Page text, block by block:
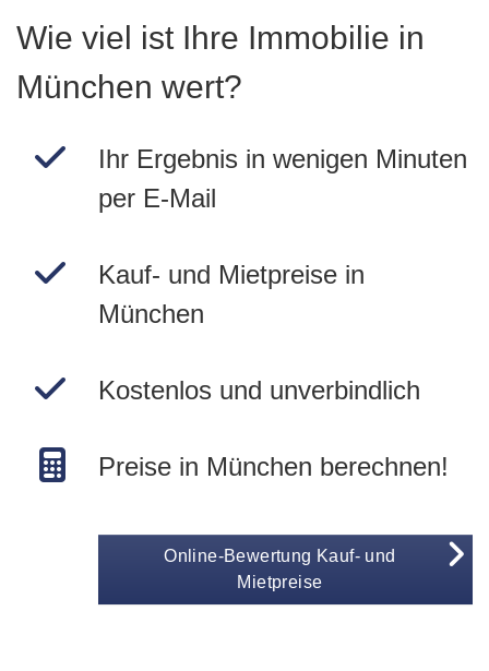
Wie viel ist Ihre Immobilie in
München wert?
Ihr Ergebnis in wenigen Minuten
per E-Mail
Kauf- und Mietpreise in
München
Kostenlos und unverbindlich
Preise in München berechnen!
Online-Bewertung Kauf- und
Mietpreise